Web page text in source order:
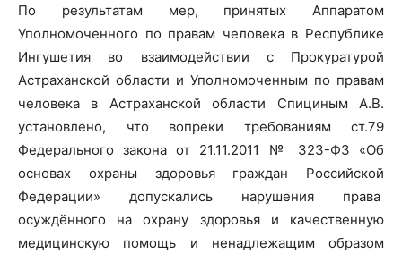
По результатам мер, принятых Аппаратом
Уполномоченного по правам человека в Республике
Ингушетия во взаимодействии с Прокуратурой
Астраханской области и Уполномоченным по правам
человека в Астраханской области Спициным А.В.
установлено, что вопреки требованиям ст.79
Федерального закона от 21.11.2011 № 323-ФЗ «Об
основах охраны здоровья граждан Российской
Федерации» допускались нарушения права
осуждённого на охрану здоровья и качественную
медицинскую помощь и ненадлежащим образом